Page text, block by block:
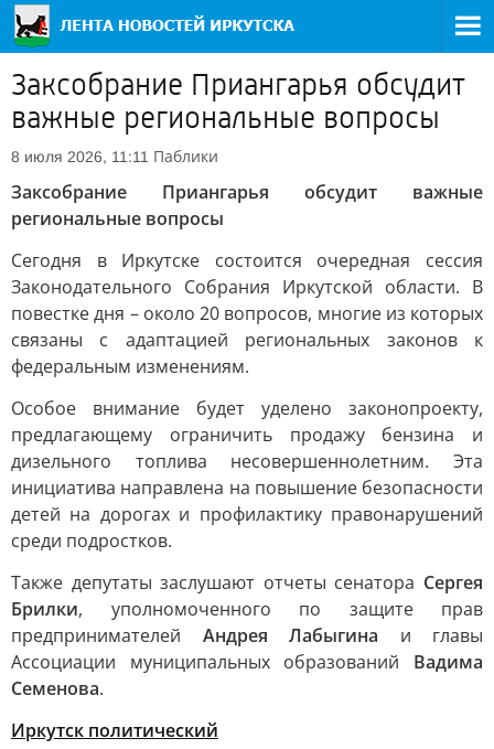
Заксобрание Приангарья обсудит
важные региональные вопросы
8 июля 2026, 11:11 Паблики
Заксобрание Приангарья обсудит важные
региональные вопросы
Сегодня в Иркутске состоится очередная сессия
Законодательного Собрания Иркутской области. В
повестке дня – около 20 вопросов, многие из которых
связаны с адаптацией региональных законов к
федеральным изменениям.
Особое внимание будет уделено законопроекту,
предлагающему ограничить продажу бензина и
дизельного топлива несовершеннолетним. Эта
инициатива направлена на повышение безопасности
детей на дорогах и профилактику правонарушений
среди подростков.
Также депутаты заслушают отчеты сенатора Сергея
Брилки, уполномоченного по защите прав
предпринимателей Андрея Лабыгина и главы
Ассоциации муниципальных образований Вадима
Семенова.
Иркутск политический